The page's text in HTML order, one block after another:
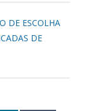
DE ESCOLHA
DE